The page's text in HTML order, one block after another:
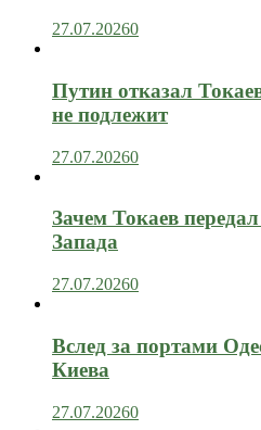
27.07.20260
Путин отказал
не подлежит
27.07.20260
Зачем Токаев
Запада
27.07.20260
Вслед за портами
Киева
27.07.20260